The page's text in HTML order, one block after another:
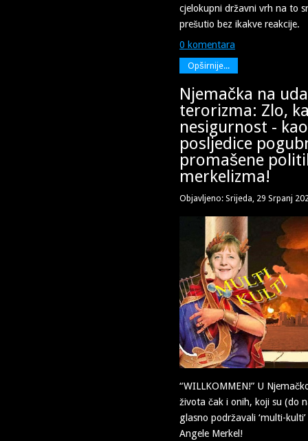
cjelokupni državni vrh na to
prešutio bez ikakve reakcije.
0 komentara
Opširnije...
Njemačka na
terorizma: Zlo,
nesigurnost -
posljedice
promašene
merkelizma!
Objavljeno: Srijeda, 29 Srpanj
“WILLKOMMEN!” U
života čak i onih, koji su (do
glasno podržavali ‘multi-
Angele Merkel!